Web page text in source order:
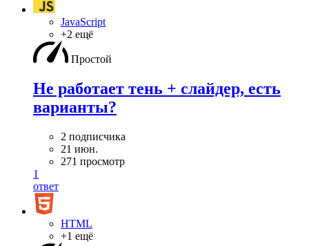
JavaScript
+2 ещё
Простой
Не работает тень + слайдер, есть
варианты?
2 подписчика
21 июн.
271 просмотр
1
ответ
HTML
+1 ещё